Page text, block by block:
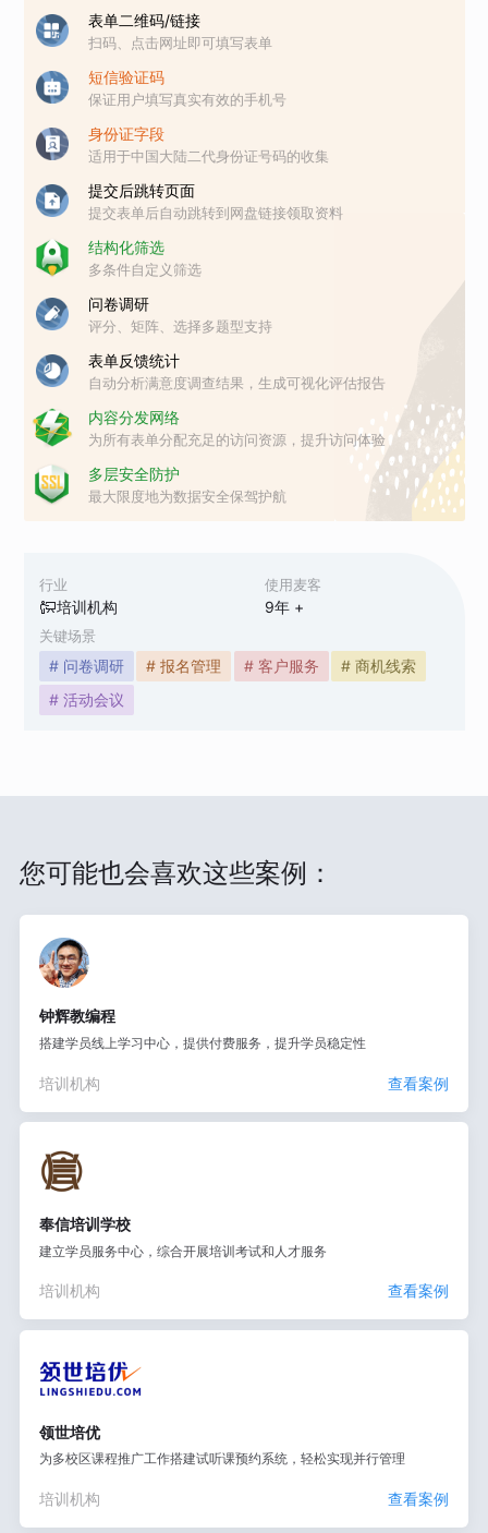
行业
培训机构
使用麦客
9年 +
关键场景
# 问卷调研 # 报名管理 # 客户服务
# 商机线索
# 活动会议
表单二维码/链接
扫码、点击网址即可填写表单
短信验证码
保证用户填写真实有效的手机号
身份证字段
适用于中国大陆二代身份证号码的收集
提交后跳转页面
提交表单后自动跳转到网盘链接领取资料
结构化筛选
多条件自定义筛选
问卷调研
评分、矩阵、选择多题型支持
表单反馈统计
自动分析满意度调查结果，生成可视化评估报告
内容分发网络
为所有表单分配充足的访问资源，提升访问体验
多层安全防护
最大限度地为数据安全保驾护航
您可能也会喜欢这些案例：
钟辉教编程
搭建学员线上学习中心，提供付费服务，提升学员稳定性
培训机构 查看案例
奉信培训学校
建立学员服务中心，综合开展培训考试和人才服务
培训机构 查看案例
领世培优
为多校区课程推广工作搭建试听课预约系统，轻松实现并行管理
培训机构 查看案例